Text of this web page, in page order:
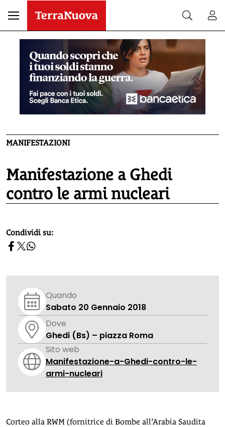
MANIFESTAZIONI
Manifestazione a Ghedi
contro le armi nucleari
homepage h2
Condividi su:
Quando
Sabato 20 Gennaio 2018
Dove
Ghedi (Bs) – piazza Roma
Sito web
Manifestazione-a-Ghedi-contro-le-
armi-nucleari
Corteo alla RWM (fornitrice di Bombe all’Arabia Saudita